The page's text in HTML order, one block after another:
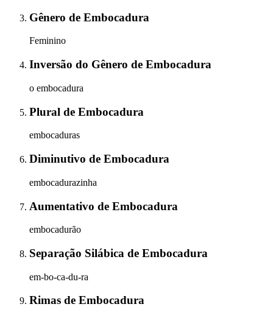
Gênero de Embocadura
Feminino
Inversão do Gênero de Embocadura
o embocadura
Plural de Embocadura
embocaduras
Diminutivo de Embocadura
embocadurazinha
Aumentativo de Embocadura
embocadurão
Separação Silábica de Embocadura
em-bo-ca-du-ra
Rimas de Embocadura